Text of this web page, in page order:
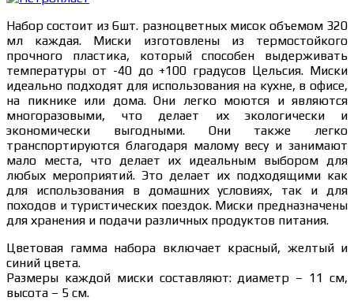
Набор состоит из 6шт. разноцветных мисок объемом 320
мл каждая. Миски изготовлены из термостойкого
прочного пластика, который способен выдерживать
температуры от -40 до +100 градусов Цельсия. Миски
идеально подходят для использования на кухне, в офисе,
на пикнике или дома. Они легко моются и являются
многоразовыми, что делает их экологически и
экономически выгодными. Они также легко
транспортируются благодаря малому весу и занимают
мало места, что делает их идеальным выбором для
любых мероприятий. Это делает их подходящими как
для использования в домашних условиях, так и для
походов и туристических поездок. Миски предназначены
для хранения и подачи различных продуктов питания.
Цветовая гамма набора включает красный, желтый и
синий цвета.
Размеры каждой миски составляют: диаметр – 11 см,
высота – 5 см.